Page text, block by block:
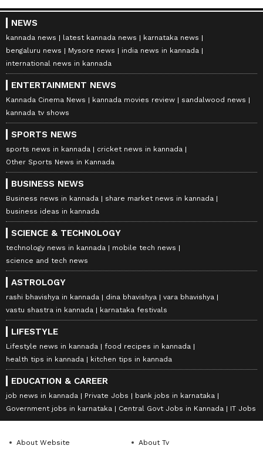
NEWS
kannada news latest kannada news
karnataka news
bengaluru news
Mysore news
india news in kannada
international news in kannada
ENTERTAINMENT NEWS
Kannada Cinema News kannada movies review
sandalwood news
kannada tv shows
SPORTS NEWS
sports news in kannada
cricket news in kannada
Other Sports News in Kannada
BUSINESS NEWS
Business news in kannada
share market news in kannada
business ideas in kannada
SCIENCE & TECHNOLOGY
technology news in kannada
mobile tech news
science and tech news
ASTROLOGY
rashi bhavishya in kannada dina bhavishya
vara bhavishya
vastu shastra in kannada
karnataka festivals
LIFESTYLE
Lifestyle news in kannada
food recipes in kannada
health tips in kannada
kitchen tips in kannada
EDUCATION & CAREER
job news in kannada Private Jobs
bank jobs in karnataka
Government jobs in karnataka
Central Govt Jobs in Kannada IT Jobs
About Website About Tv